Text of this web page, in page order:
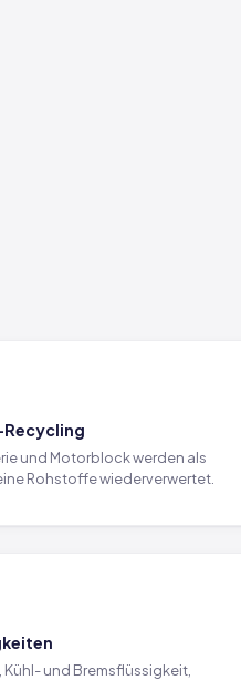
und Motorblock werden als
Rohstoffe wiederverwertet.
Kühl- und Bremsflüssigkeit,